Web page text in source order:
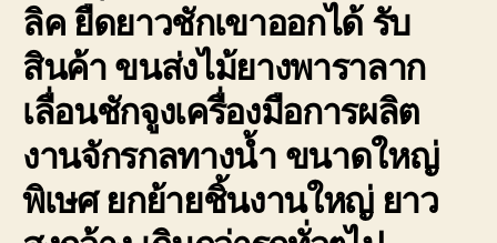
ลิค ยืดยาวชักเขาออกได้ รับ
สินค้า ขนส่งไม้ยางพาราลาก
เลื่อนชักจูงเครื่องมือการผลิต
งานจักรกลทางน้ำ ขนาดใหญ่
พิเษศ ยกย้ายชิ้นงานใหญ่ ยาว